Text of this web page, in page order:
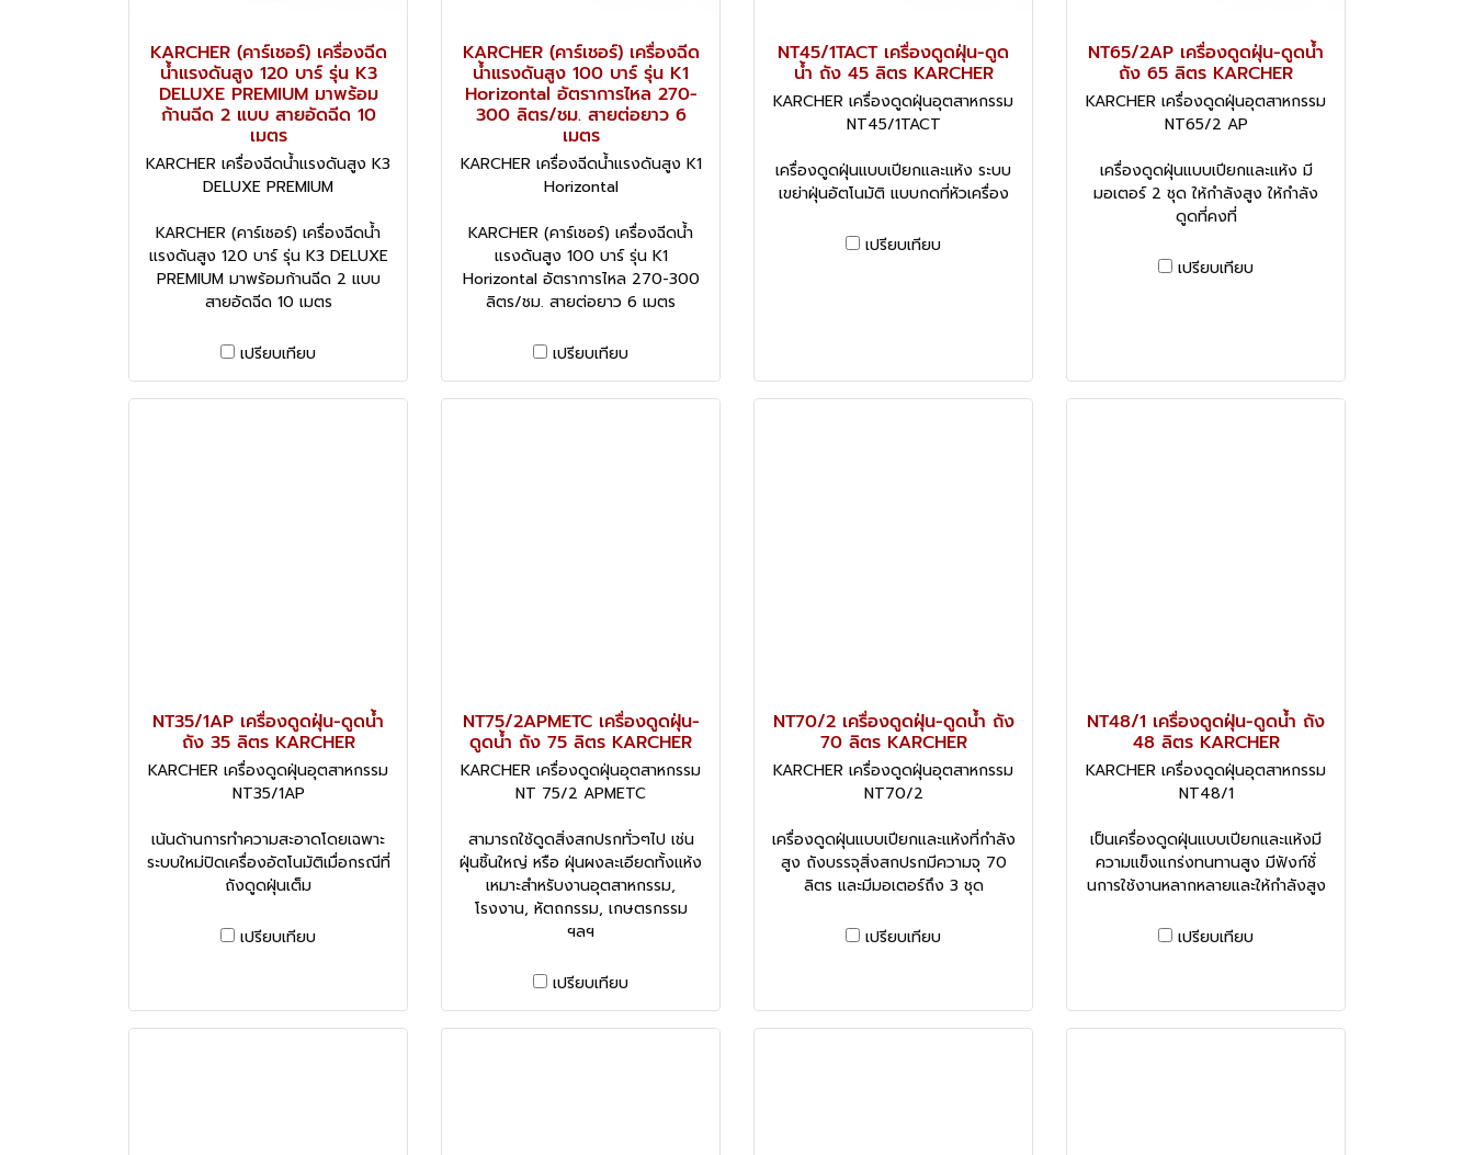
KARCHER (คาร์เชอร์) เครื่องฉีด
น้ำแรงดันสูง 120 บาร์ รุ่น K3
DELUXE PREMIUM มาพร้อม
ก้านฉีด 2 แบบ สายอัดฉีด 10
เมตร
KARCHER เครื่องฉีดน้ำแรงดันสูง K3
DELUXE PREMIUM
KARCHER (คาร์เชอร์) เครื่องฉีดน้ำ
แรงดันสูง 120 บาร์ รุ่น K3 DELUXE
PREMIUM มาพร้อมก้านฉีด 2 แบบ
สายอัดฉีด 10 เมตร
เปรียบเทียบ
KARCHER (คาร์เชอร์) เครื่องฉีด
น้ำแรงดันสูง 100 บาร์ รุ่น K1
Horizontal อัตราการไหล 270-
300 ลิตร/ชม. สายต่อยาว 6
เมตร
KARCHER เครื่องฉีดน้ำแรงดันสูง K1
Horizontal
KARCHER (คาร์เชอร์) เครื่องฉีดน้ำ
แรงดันสูง 100 บาร์ รุ่น K1
Horizontal อัตราการไหล 270-300
ลิตร/ชม. สายต่อยาว 6 เมตร
เปรียบเทียบ
NT45/1TACT เครื่องดูดฝุ่น-ดูด
น้ำ ถัง 45 ลิตร KARCHER
KARCHER เครื่องดูดฝุ่นอุตสาหกรรม
NT45/1TACT
เครื่องดูดฝุ่นแบบเปียกและแห้ง ระบบ
เขย่าฝุ่นอัตโนมัติ แบบกดที่หัวเครื่อง
เปรียบเทียบ
NT65/2AP เครื่องดูดฝุ่น-ดูดน้ำ
ถัง 65 ลิตร KARCHER
KARCHER เครื่องดูดฝุ่นอุตสาหกรรม
NT65/2 AP
เครื่องดูดฝุ่นแบบเปียกและแห้ง มี
มอเตอร์ 2 ชุด ให้กำลังสูง ให้กำลัง
ดูดที่คงที่
เปรียบเทียบ
NT35/1AP เครื่องดูดฝุ่น-ดูดน้ำ
ถัง 35 ลิตร KARCHER
KARCHER เครื่องดูดฝุ่นอุตสาหกรรม
NT35/1AP
เน้นด้านการทำความสะอาดโดยเฉพาะ
ระบบใหม่ปิดเครื่องอัตโนมัติเมื่อกรณีที่
ถังดูดฝุ่นเต็ม
เปรียบเทียบ
NT75/2APMETC เครื่องดูดฝุ่น-
ดูดน้ำ ถัง 75 ลิตร KARCHER
KARCHER เครื่องดูดฝุ่นอุตสาหกรรม
NT 75/2 APMETC
สามารถใช้ดูดสิ่งสกปรกทั่วๆไป เช่น
ฝุ่นชิ้นใหญ่ หรือ ฝุ่นผงละเอียดทั้งแห้ง
เหมาะสำหรับงานอุตสาหกรรม,
โรงงาน, หัตถกรรม, เกษตรกรรม
ฯลฯ
เปรียบเทียบ
NT70/2 เครื่องดูดฝุ่น-ดูดน้ำ ถัง
70 ลิตร KARCHER
KARCHER เครื่องดูดฝุ่นอุตสาหกรรม
NT70/2
เครื่องดูดฝุ่นแบบเปียกและแห้งที่กำลัง
สูง ถังบรรจุสิ่งสกปรกมีความจุ 70
ลิตร และมีมอเตอร์ถึง 3 ชุด
เปรียบเทียบ
NT48/1 เครื่องดูดฝุ่น-ดูดน้ำ ถัง
48 ลิตร KARCHER
KARCHER เครื่องดูดฝุ่นอุตสาหกรรม
NT48/1
เป็นเครื่องดูดฝุ่นแบบเปียกและแห้งมี
ความแข็งแกร่งทนทานสูง มีฟังก์ชั่
นการใช้งานหลากหลายและให้กำลังสูง
เปรียบเทียบ